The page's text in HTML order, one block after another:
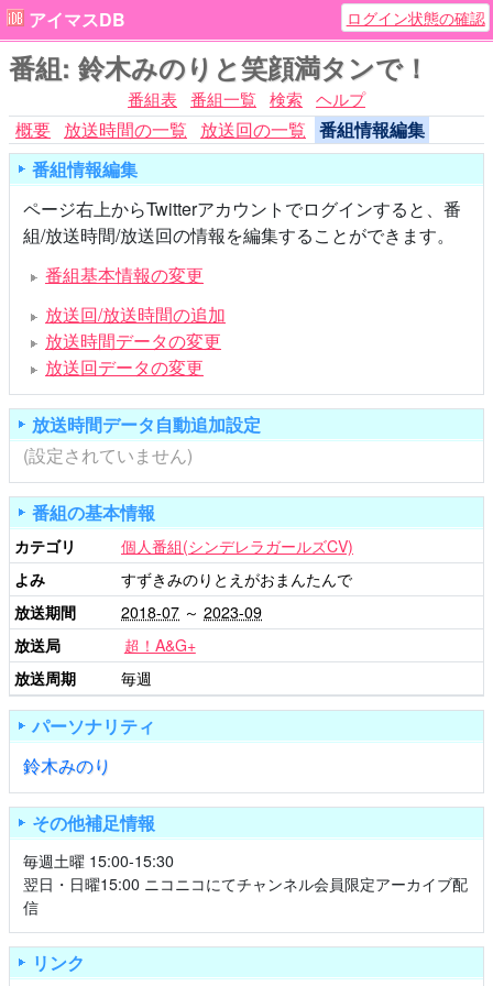
アイマスDB ログイン状態の確認
番組: 鈴木みのりと笑顔満タンで！
番組表 番組一覧 検索 ヘルプ
概要 放送時間の一覧 放送回の一覧 番組情報編集
番組情報編集
ページ右上からTwitterアカウントでログインすると、番
組/放送時間/放送回の情報を編集することができます。
番組基本情報の変更
放送回/放送時間の追加
放送時間データの変更
放送回データの変更
放送時間データ自動追加設定
(設定されていません)
番組の基本情報
カテゴリ
個人番組(シンデレラガールズCV)
よみ
すずきみのりとえがおまんたんで
放送期間
2018-07 ～ 2023-09
放送局
超！A&G+
放送周期
毎週
パーソナリティ
鈴木みのり
その他補足情報
毎週土曜 15:00-15:30
翌日・日曜15:00 ニコニコにてチャンネル会員限定アーカイブ配
信
リンク